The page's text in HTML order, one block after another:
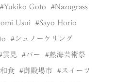
Yukiko Goto Nazugrass
Usui Sayo Horio
シュノーケリング
雲見 バー 熱海芸術祭
和食 御殿場市 スイーツ